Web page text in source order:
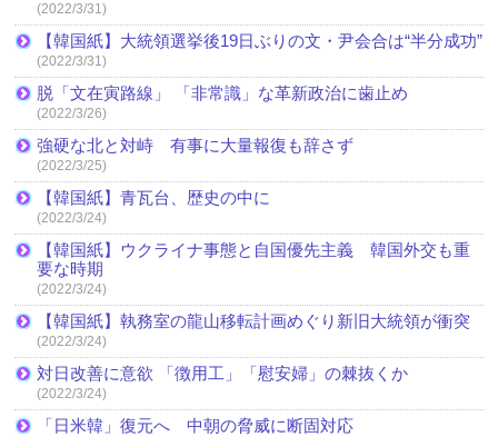
(2022/3/31)
【韓国紙】大統領選挙後19日ぶりの文・尹会合は“半分成功”
(2022/3/31)
脱「文在寅路線」 「非常識」な革新政治に歯止め
(2022/3/26)
強硬な北と対峙 有事に大量報復も辞さず
(2022/3/25)
【韓国紙】青瓦台、歴史の中に
(2022/3/24)
【韓国紙】ウクライナ事態と自国優先主義 韓国外交も重
要な時期
(2022/3/24)
【韓国紙】執務室の龍山移転計画めぐり新旧大統領が衝突
(2022/3/24)
対日改善に意欲 「徴用工」「慰安婦」の棘抜くか
(2022/3/24)
「日米韓」復元へ 中朝の脅威に断固対応